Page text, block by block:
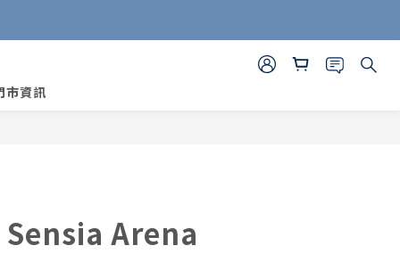
市資訊
Sensia Arena